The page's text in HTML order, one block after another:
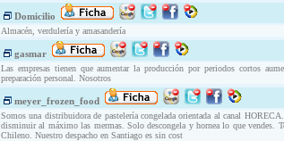
Domicilio
Almacén, verdulería y amasandería
gasmar
Las empresas tienen que aumentar la producción por periodos cortos
preparación personal. Nosotros
meyer_frozen_food
Somos una distribuidora de pastelería congelada orientada al canal
disminuir al máximo las mermas. Solo descongela y hornea lo que vendes.
Chileno. Nuestro despacho en Santiago es sin cost